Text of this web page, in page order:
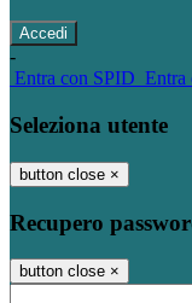
-
Entra con SPID Entra
Seleziona utente
button close ×
Recupero
button close ×